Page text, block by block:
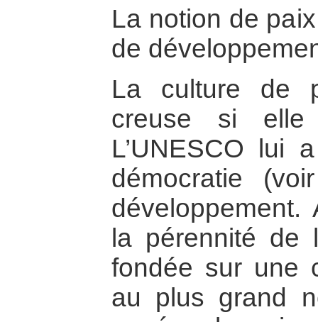
La notion de
de
La culture de
creuse si elle
L’UNESCO lui
démocratie
développement.
la pérennité de
fondée sur une
au plus grand